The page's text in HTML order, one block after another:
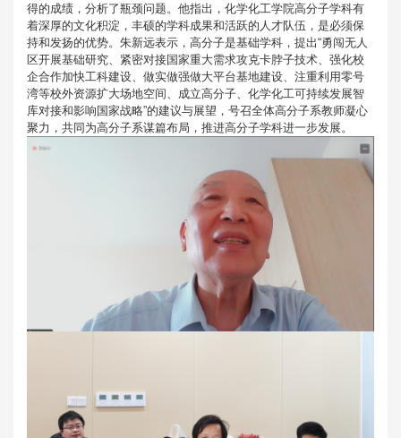
得的成绩，分析了瓶颈问题。他指出，化学化工学院高分子学科有
着深厚的文化积淀，丰硕的学科成果和活跃的人才队伍，是必须保
持和发扬的优势。朱新远表示，高分子是基础学科，提出“勇闯无人
区开展基础研究、紧密对接国家重大需求攻克卡脖子技术、强化校
企合作加快工科建设、做实做强做大平台基地建设、注重利用零号
湾等校外资源扩大场地空间、成立高分子、化学化工可持续发展智
库对接和影响国家战略”的建议与展望，号召全体高分子系教师凝心
聚力，共同为高分子系谋篇布局，推进高分子学科进一步发展。